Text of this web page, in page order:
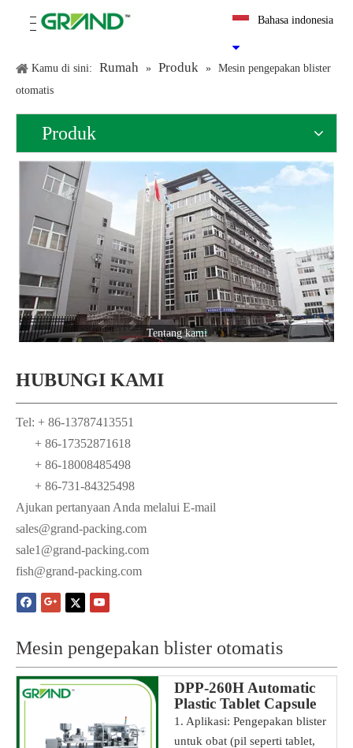
Bahasa indonesia
Kamu di sini: Rumah » Produk » Mesin pengepakan blister
otomatis
Produk
Tentang kami
HUBUNGI KAMI
Tel: + 86-13787413551
+ 86-17352871618
+ 86-18008485498
+ 86-731-84325498
Ajukan pertanyaan Anda melalui E-mail
sales@grand-packing.com
sale1@grand-packing.com
fish@grand-packing.com
Mesin pengepakan blister otomatis
DPP-260H Automatic
Plastic Tablet Capsule
Blister Packing Machine
1. Aplikasi: Pengepakan blister
untuk obat (pil seperti tablet,